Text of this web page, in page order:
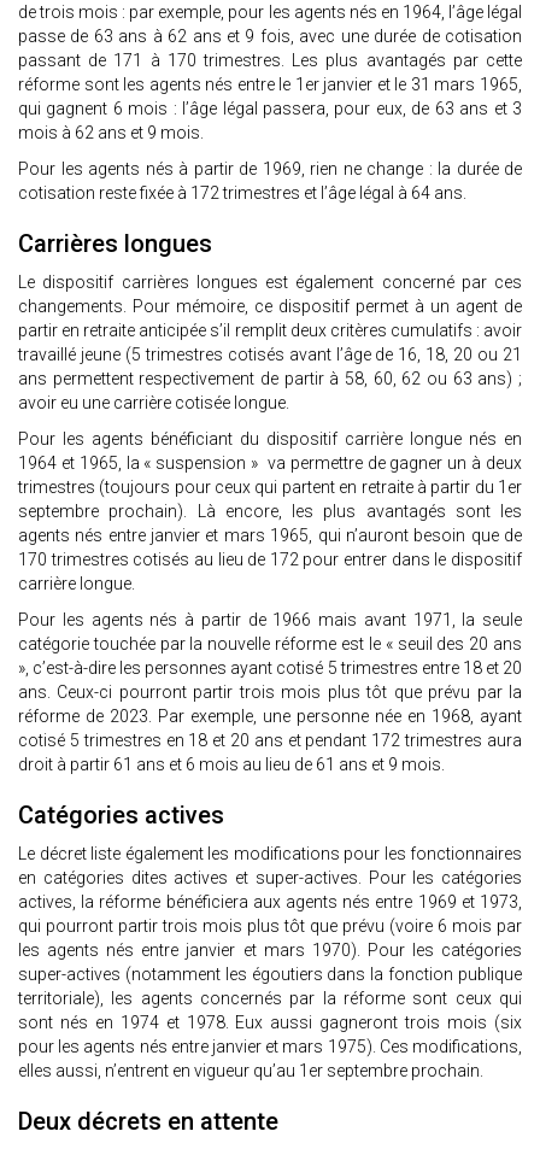
de trois mois : par exemple, pour les agents nés en 1964, l’âge légal
passe de 63 ans à 62 ans et 9 fois, avec une durée de cotisation
passant de 171 à 170 trimestres. Les plus avantagés par cette
réforme sont les agents nés entre le 1er janvier et le 31 mars 1965,
qui gagnent 6 mois : l’âge légal passera, pour eux, de 63 ans et 3
mois à 62 ans et 9 mois.
Pour les agents nés à partir de 1969, rien ne change : la durée de
cotisation reste fixée à 172 trimestres et l’âge légal à 64 ans.
Carrières longues
Le dispositif carrières longues est également concerné par ces
changements. Pour mémoire, ce dispositif permet à un agent de
partir en retraite anticipée s’il remplit deux critères cumulatifs : avoir
travaillé jeune (5 trimestres cotisés avant l’âge de 16, 18, 20 ou 21
ans permettent respectivement de partir à 58, 60, 62 ou 63 ans) ;
avoir eu une carrière cotisée longue.
Pour les agents bénéficiant du dispositif carrière longue nés en
1964 et 1965, la « suspension » va permettre de gagner un à deux
trimestres (toujours pour ceux qui partent en retraite à partir du 1er
septembre prochain). Là encore, les plus avantagés sont les
agents nés entre janvier et mars 1965, qui n’auront besoin que de
170 trimestres cotisés au lieu de 172 pour entrer dans le dispositif
carrière longue.
Pour les agents nés à partir de 1966 mais avant 1971, la seule
catégorie touchée par la nouvelle réforme est le « seuil des 20 ans
», c’est-à-dire les personnes ayant cotisé 5 trimestres entre 18 et 20
ans. Ceux-ci pourront partir trois mois plus tôt que prévu par la
réforme de 2023. Par exemple, une personne née en 1968, ayant
cotisé 5 trimestres en 18 et 20 ans et pendant 172 trimestres aura
droit à partir 61 ans et 6 mois au lieu de 61 ans et 9 mois.
Catégories actives
Le décret liste également les modifications pour les fonctionnaires
en catégories dites actives et super-actives. Pour les catégories
actives, la réforme bénéficiera aux agents nés entre 1969 et 1973,
qui pourront partir trois mois plus tôt que prévu (voire 6 mois par
les agents nés entre janvier et mars 1970). Pour les catégories
super-actives (notamment les égoutiers dans la fonction publique
territoriale), les agents concernés par la réforme sont ceux qui
sont nés en 1974 et 1978. Eux aussi gagneront trois mois (six
pour les agents nés entre janvier et mars 1975). Ces modifications,
elles aussi, n’entrent en vigueur qu’au 1er septembre prochain.
Deux décrets en attente